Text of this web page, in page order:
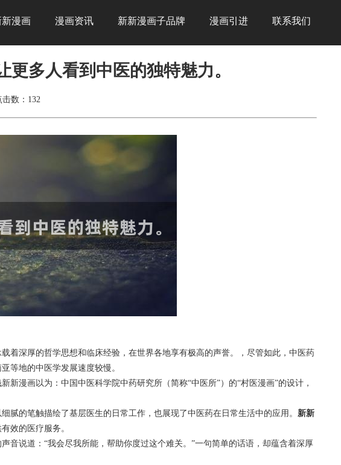
漫画 漫画资讯 新新漫画子品牌 漫画引进 联系我们
多人看到中医的独特魅力。
击数： 132
着深厚的哲学思想和临床经验，在世界各地享有极高的声誉。，尽管如此，中医药
等地的中医学发展速度较慢。
新漫画以为：中国中医科学院中药研究所（简称“中医所”）的“村医漫画”的设计，
的笔触描绘了基层医生的日常工作，也展现了中医药在日常生活中的应用。 新新
效的医疗服务。
音说道：“我会尽我所能，帮助你度过这个难关。”一句简单的话语，却蕴含着深厚